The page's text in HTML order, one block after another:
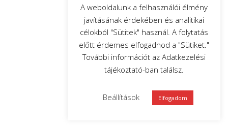
A weboldalunk a felhasználói élmény
javításának érdekében és analitikai
célokból "Sütitek" használ. A folytatás
előtt érdemes elfogadnod a "Sütiket."
További információt az Adatkezelési
tájékoztató-ban találsz.
Beállítások Elfogadom